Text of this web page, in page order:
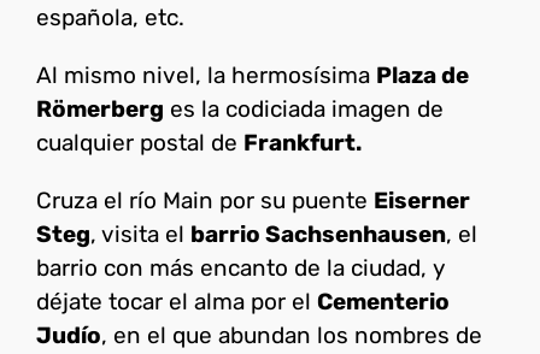
española, etc.
Al mismo nivel, la hermosísima Plaza de
Römerberg es la codiciada imagen de
cualquier postal de Frankfurt.
Cruza el río Main por su puente Eiserner
Steg, visita el barrio Sachsenhausen, el
barrio con más encanto de la ciudad, y
déjate tocar el alma por el Cementerio
Judío, en el que abundan los nombres de